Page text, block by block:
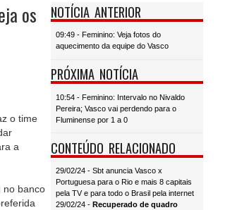
os
o time
a
no banco
NOTÍCIA ANTERIOR
09:49 - Feminino: Veja fotos do
aquecimento da equipe do Vasco
PRÓXIMA NOTÍCIA
10:54 - Feminino: Intervalo no Nivaldo
Pereira; Vasco vai perdendo para o
Fluminense por 1 a 0
CONTEÚDO RELACIONADO
29/02/24 - Sbt anuncia Vasco x
Portuguesa para o Rio e mais 8 capitais
pela TV e para todo o Brasil pela internet
29/02/24 - Recuperado de quadro